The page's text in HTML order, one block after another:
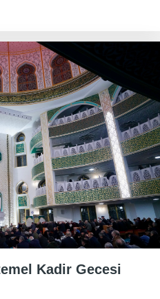
Kadir Gecesi